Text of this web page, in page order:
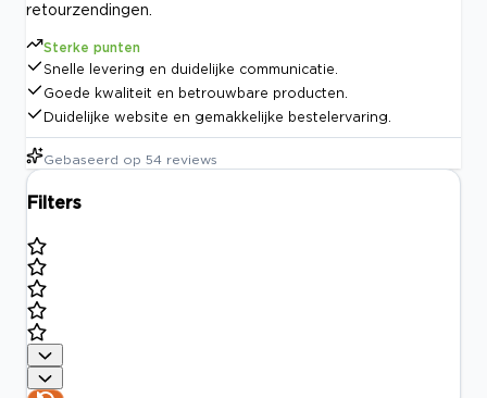
retourzendingen.
Sterke punten
Snelle levering en duidelijke communicatie.
Goede kwaliteit en betrouwbare producten.
Duidelijke website en gemakkelijke bestelervaring.
Gebaseerd op 54 reviews
Filters